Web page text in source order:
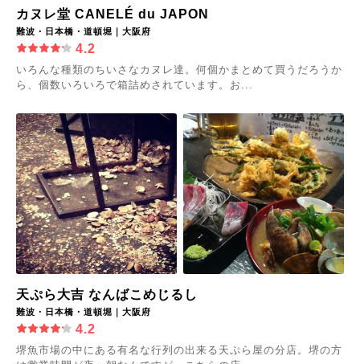
カヌレ堂 CANELÉ du JAPON
難波・日本橋・道頓堀｜大阪府
4.2
いろんな種類のちいさなカヌレ達。何個かまとめて買うだろうか
ら、個数いろいろで箱詰めされています。お...
天ぷら大吉 なんばこめじるし
難波・日本橋・道頓堀｜大阪府
4.2
堺魚市場の中にある有名な行列の出来る天ぷら屋の分店。堺の方